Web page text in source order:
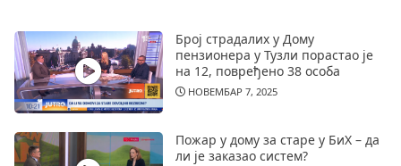
Број страдалих у Дому
пензионера у Тузли порастао је
на 12, повређено 38 особа
НОВЕМБАР 7, 2025
Пожар у дому за старе у БиХ – да
ли је заказао систем?